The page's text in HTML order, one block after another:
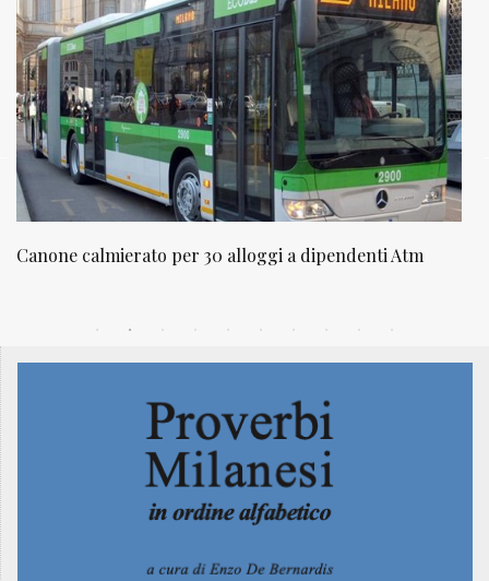
Canone calmierato per 30 alloggi a dipendenti Atm